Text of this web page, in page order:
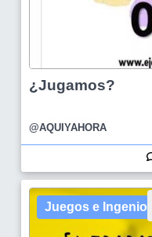
¿Jugamos?
@AQUIYAHORA
Juegos e Ingenio